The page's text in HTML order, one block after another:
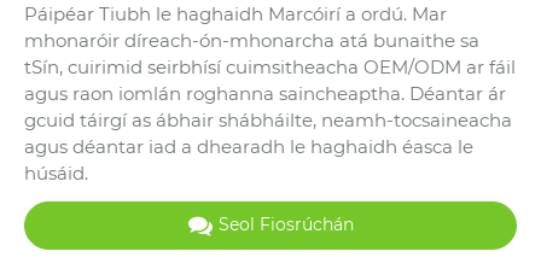
Páipéar Tiubh le haghaidh Marcóirí a ordú. Mar
mhonaróir díreach-ón-mhonarcha atá bunaithe sa
tSín, cuirimid seirbhísí cuimsitheacha OEM/ODM ar fáil
agus raon iomlán roghanna saincheaptha. Déantar ár
gcuid táirgí as ábhair shábháilte, neamh-tocsaineacha
agus déantar iad a dhearadh le haghaidh éasca le
húsáid.
Seol Fiosrúchán